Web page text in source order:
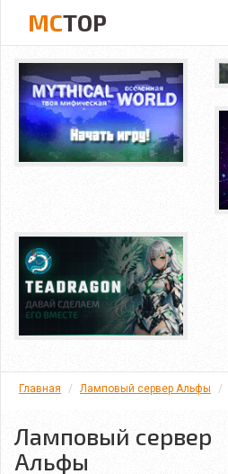
MCTOP
Главная Ламповый сервер Альфы
Ламповый сервер
Альфы